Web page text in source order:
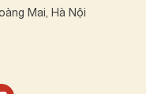
Mai, Hà Nội